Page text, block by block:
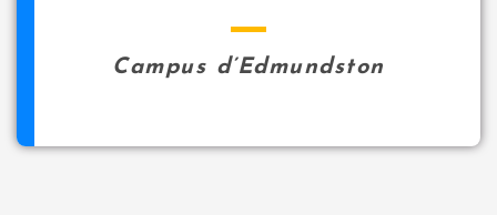
Campus d’Edmundston